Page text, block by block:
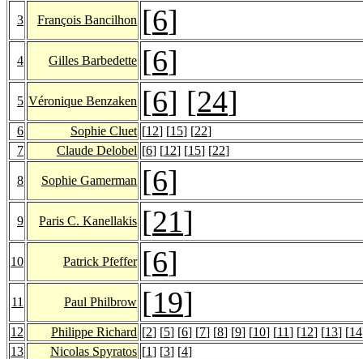
3 François Bancilhon [6]
4 Gilles Barbedette [6]
5 Véronique Benzaken [6] [24]
6 Sophie Cluet [12] [15] [22]
7
Claude Delobel [6] [12] [15] [22]
8 Sophie Gamerman [6]
9 Paris C. Kanellakis [21]
10 Patrick Pfeffer [6]
11 Paul Philbrow [19]
12 Philippe Richard [2] [5] [6] [7] [8] [9] [10] [11] [12] [13] [14
13
Nicolas Spyratos [1] [3] [4]